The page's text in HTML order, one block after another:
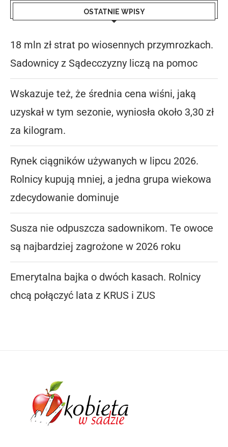
OSTATNIE WPISY
18 mln zł strat po wiosennych przymrozkach.
Sadownicy z Sądecczyzny liczą na pomoc
Wskazuje też, że średnia cena wiśni, jaką
uzyskał w tym sezonie, wyniosła około 3,30 zł
za kilogram.
Rynek ciągników używanych w lipcu 2026.
Rolnicy kupują mniej, a jedna grupa wiekowa
zdecydowanie dominuje
Susza nie odpuszcza sadownikom. Te owoce
są najbardziej zagrożone w 2026 roku
Emerytalna bajka o dwóch kasach. Rolnicy
chcą połączyć lata z KRUS i ZUS